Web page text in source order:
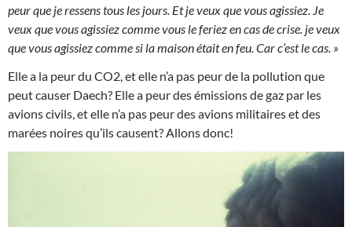
peur que je ressens tous les jours. Et je veux que vous agissiez. Je
veux que vous agissiez comme vous le feriez en cas de crise. je veux
que vous agissiez comme si la maison était en feu. Car c’est le cas. »
Elle a la peur du CO2, et elle n’a pas peur de la pollution que
peut causer Daech? Elle a peur des émissions de gaz par les
avions civils, et elle n’a pas peur des avions militaires et des
marées noires qu’ils causent? Allons donc!